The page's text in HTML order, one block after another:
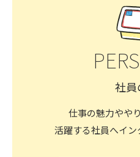
社員
仕事の魅力やや
活躍する社員へイン